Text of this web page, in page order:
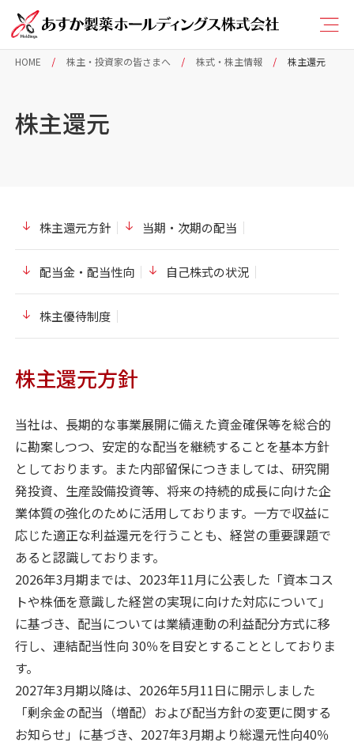
HOME 株主・投資家の皆さまへ 株式・株主情報 株主還元
株主還元
株主還元方針 当期・次期の配当
配当金・配当性向 自己株式の状況
株主優待制度
株主還元方針
当社は、長期的な事業展開に備えた資金確保等を総合的
に勘案しつつ、安定的な配当を継続することを基本方針
としております。また内部留保につきましては、研究開
発投資、生産設備投資等、将来の持続的成長に向けた企
業体質の強化のために活用しております。一方で収益に
応じた適正な利益還元を行うことも、経営の重要課題で
あると認識しております。
2026年3月期までは、2023年11月に公表した「資本コス
トや株価を意識した経営の実現に向けた対応について」
に基づき、配当については業績連動の利益配分方式に移
行し、連結配当性向 30％を目安とすることとしておりま
す。
2027年3月期以降は、2026年5月11日に開示しました
「剰余金の配当（増配）および配当方針の変更に関する
お知らせ」に基づき、2027年3月期より総還元性向40％